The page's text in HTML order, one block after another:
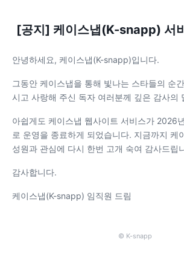
[공지] 케이스냅(K-snapp) 서
안녕하세요, 케이스냅(K-snapp)입니다.
그동안 케이스냅을 통해 빛나는 스타들의 순
시고 사랑해 주신 독자 여러분께 깊은 감사의
아쉽게도 케이스냅 웹사이트 서비스가 2026
로 운영을 종료하게 되었습니다. 지금까지 케
성원과 관심에 다시 한번 고개 숙여 감사드립
감사합니다.
케이스냅(K-snapp) 임직원 드림
© K-snapp